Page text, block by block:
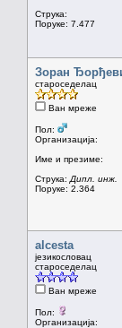
Струка:
Поруке: 7.477
Зоран
староседелац
Ван мреже
Пол:
Организација:
Име и презиме:
Струка: Дипл. инж.
Поруке: 2.364
alcesta
језикословац
староседелац
Ван мреже
Пол:
Организација: